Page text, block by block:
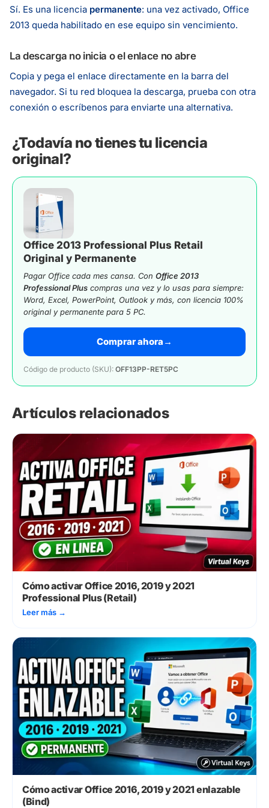
Sí. Es una licencia permanente: una vez activado, Office
2013 queda habilitado en ese equipo sin vencimiento.
La descarga no inicia o el enlace no abre
Copia y pega el enlace directamente en la barra del
navegador. Si tu red bloquea la descarga, prueba con otra
conexión o escríbenos para enviarte una alternativa.
¿Todavía no tienes tu licencia
original?
Office 2013 Professional Plus Retail
Original y Permanente
Pagar Office cada mes cansa. ConOffice 2013
Professional Plus compras una vez y lo usas para siempre:
Word, Excel, PowerPoint, Outlook y más, con licencia 100%
original y permanente para 5 PC.
Comprar ahora →
Código de producto (SKU):OFF13PP-RET5PC
Artículos relacionados
Cómo activar Office 2016, 2019 y 2021
Professional Plus (Retail)
Leer más →
Cómo activar Office 2016, 2019 y 2021 enlazable
(Bind)